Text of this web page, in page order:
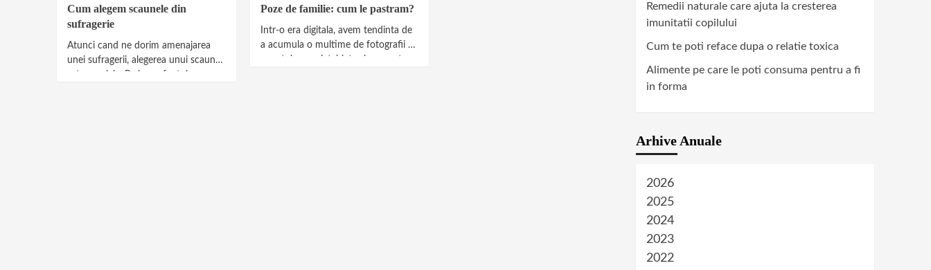
Cum alegem scaunele din
sufragerie
Atunci cand ne dorim amenajarea
unei sufragerii, alegerea unui scaun
Poze de familie: cum le pastram?
Intr-o era digitala, avem tendinta de
a acumula o multime de fotografii in
Remedii naturale care ajuta la cresterea
imunitatii copilului
Cum te poti reface dupa o relatie toxica
Alimente pe care le poti consuma pentru a fi
in forma
Arhive Anuale
2026
2025
2024
2023
2022